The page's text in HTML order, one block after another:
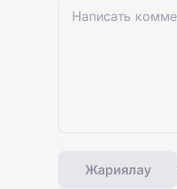
Жариялау